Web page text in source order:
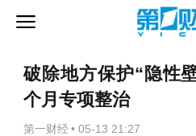
破除地方保护“隐性
个月专项整治
第一财经 • 05-13 21:27